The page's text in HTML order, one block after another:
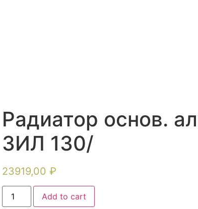
Радиатор основ.
ЗИЛ 130/
23919,00 ₽
Add to cart